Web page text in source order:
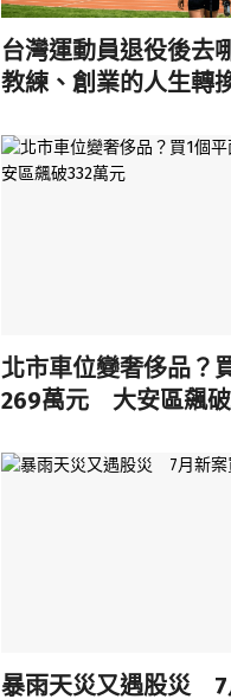
台灣運動員退役後去
教練、創業的人生轉
北市車位變奢侈品？
269萬元 大安區飆破
暴雨天災又遇股災 7